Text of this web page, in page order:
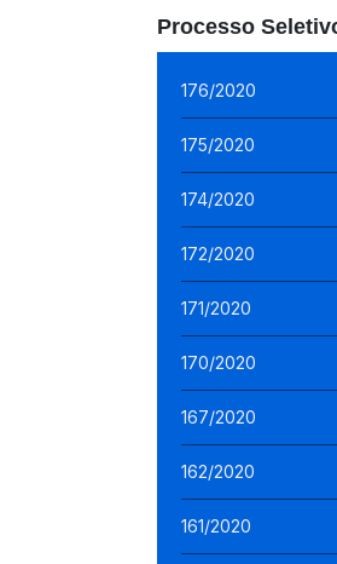
Processo
176/2020
175/2020
174/2020
172/2020
171/2020
170/2020
167/2020
162/2020
161/2020